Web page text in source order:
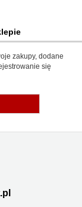
zakupy, dodane
się